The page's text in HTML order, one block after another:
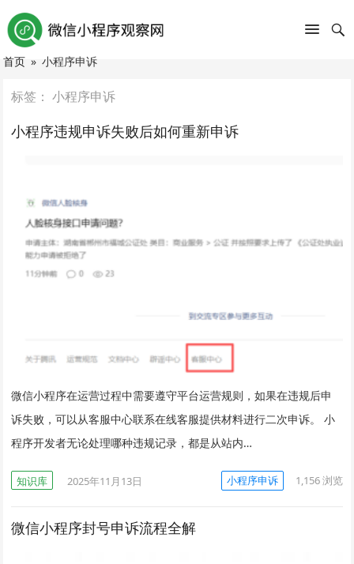
首页 » 小程序申诉
标签：小程序申诉
小程序违规申诉失败后如何重新申诉
微信小程序在运营过程中需要遵守平台运营规则，如果在违规后申
诉失败，可以从客服中心联系在线客服提供材料进行二次申诉。 小
程序开发者无论处理哪种违规记录，都是从站内…
知识库 2025年11月13日 小程序申诉 1,156浏览
微信小程序封号申诉流程全解